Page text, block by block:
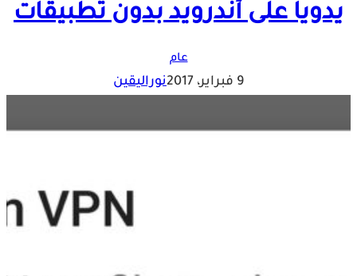
يدويا على أندرويد بدون تطبيقات
عام
9 فبراير، 2017 نوراليقين